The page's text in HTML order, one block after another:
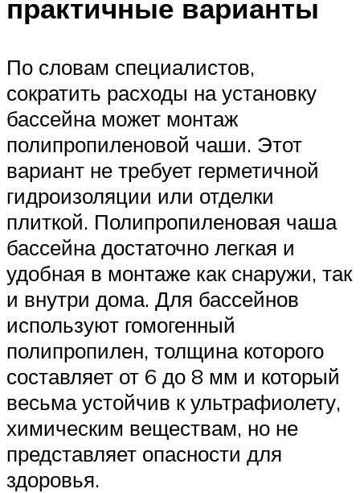
практичные варианты
По словам специалистов,
сократить расходы на установку
бассейна может монтаж
полипропиленовой чаши. Этот
вариант не требует герметичной
гидроизоляции или отделки
плиткой. Полипропиленовая чаша
бассейна достаточно легкая и
удобная в монтаже как снаружи, так
и внутри дома. Для бассейнов
используют гомогенный
полипропилен, толщина которого
составляет от 6 до 8 мм и который
весьма устойчив к ультрафиолету,
химическим веществам, но не
представляет опасности для
здоровья.